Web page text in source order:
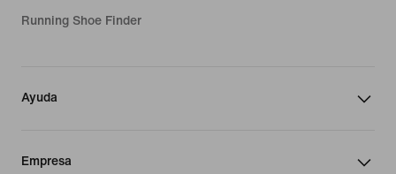
Running Shoe Finder
Ayuda
Empresa